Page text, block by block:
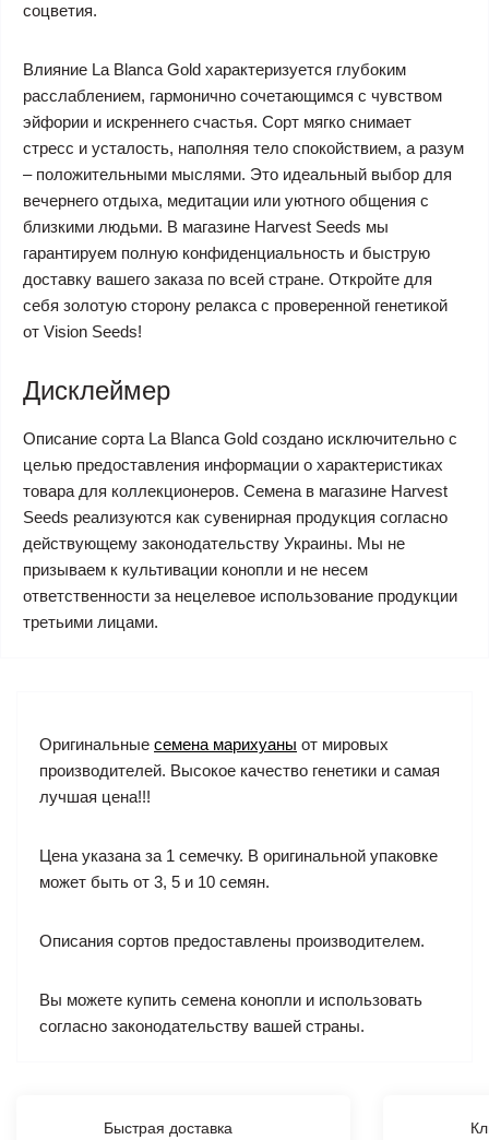
соцветия.
Влияние La Blanca Gold характеризуется глубоким
расслаблением, гармонично сочетающимся с чувством
эйфории и искреннего счастья. Сорт мягко снимает
стресс и усталость, наполняя тело спокойствием, а разум
– положительными мыслями. Это идеальный выбор для
вечернего отдыха, медитации или уютного общения с
близкими людьми. В магазине Harvest Seeds мы
гарантируем полную конфиденциальность и быструю
доставку вашего заказа по всей стране. Откройте для
себя золотую сторону релакса с проверенной генетикой
от Vision Seeds!
Дисклеймер
Описание сорта La Blanca Gold создано исключительно с
целью предоставления информации о характеристиках
товара для коллекционеров. Семена в магазине Harvest
Seeds реализуются как сувенирная продукция согласно
действующему законодательству Украины. Мы не
призываем к культивации конопли и не несем
ответственности за нецелевое использование продукции
третьими лицами.
Оригинальные семена марихуаны от мировых
производителей. Высокое качество генетики и самая
лучшая цена!!!
Цена указана за 1 семечку. В оригинальной упаковке
может быть от 3, 5 и 10 семян.
Описания сортов предоставлены производителем.
Вы можете купить семена конопли и использовать
согласно законодательству вашей страны.
Быстрая доставка